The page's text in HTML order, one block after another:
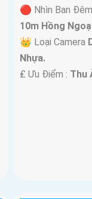
🔴 Nhìn Ban
10m Hồng
👑 Loại Camera
Nhựa.
️₤ Ưu Điểm : Thu